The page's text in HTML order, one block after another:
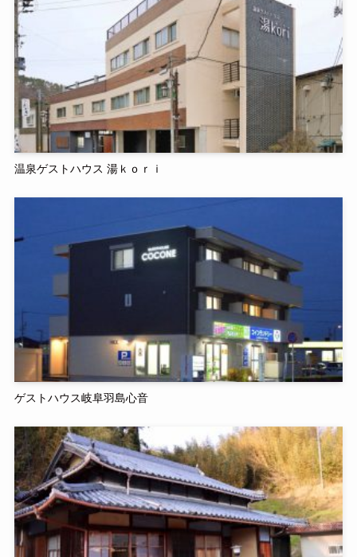
温泉ゲストハウス 湯ｋｏｒｉ
ゲストハウス岐阜羽島心音